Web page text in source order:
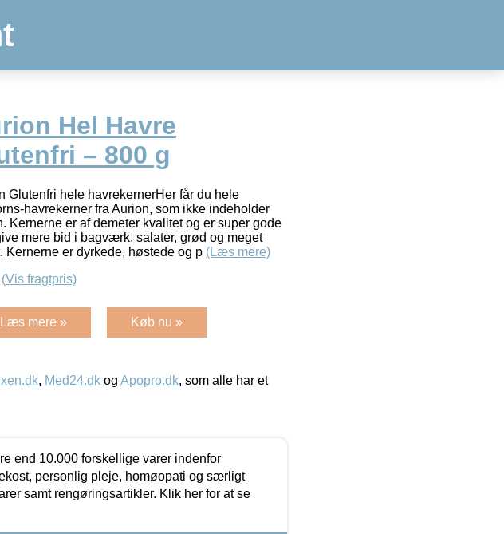
Hel Havre
– 800 g
Glutenfri hele havrekernerHer får du hele
havrekerner fra Aurion, som ikke indeholder
Kernerne er af demeter kvalitet og er super gode
mere bid i bagværk, salater, grød og meget
Kernerne er dyrkede, høstede og p (Læs mere)
(Vis fragtpris)
Læs mere » Køb nu »
, Med24.dk og Apopro.dk, som alle har et
end 10.000 forskellige varer indenfor
personlig pleje, homøopati og særligt
samt rengøringsartikler. Klik her for at se